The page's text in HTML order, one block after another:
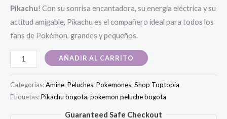
Pikachu! Con su sonrisa encantadora, su energía eléctrica y su
actitud amigable, Pikachu es el compañero ideal para todos los
fans de Pokémon, grandes y pequeños.
Peluche
Pokémon
Pikachu
cantidad
AÑADIR AL CARRITO
Categorías:Amine, Peluches, Pokemones, Shop Toptopia
Etiquetas:Pikachu bogota, pokemon peluche bogota
Guaranteed Safe Checkout